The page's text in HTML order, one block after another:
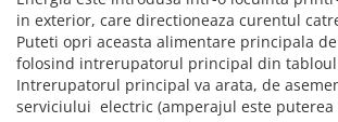
Banda - Surse si Accesorii LED
Banda Led Decorativa
Controlere și senzori LED
in exterior, care directioneaza curentul
Puteti opri aceasta alimentare principala
folosind intrerupatorul principal din
Intrerupatorul principal va arata, de
serviciului electric (amperajul este